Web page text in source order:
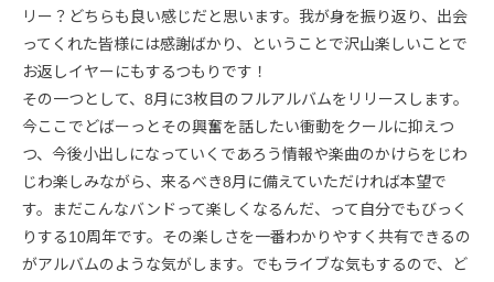
リー？どちらも良い感じだと思います。我が身を振り返り、出会
ってくれた皆様には感謝ばかり、ということで沢山楽しいことで
お返しイヤーにもするつもりです！
その一つとして、8月に3枚目のフルアルバムをリリースします。
今ここでどばーっとその興奮を話したい衝動をクールに抑えつ
つ、今後小出しになっていくであろう情報や楽曲のかけらをじわ
じわ楽しみながら、来るべき8月に備えていただければ本望で
す。まだこんなバンドって楽しくなるんだ、って自分でもびっく
りする10周年です。その楽しさを一番わかりやすく共有できるの
がアルバムのような気がします。でもライブな気もするので、ど